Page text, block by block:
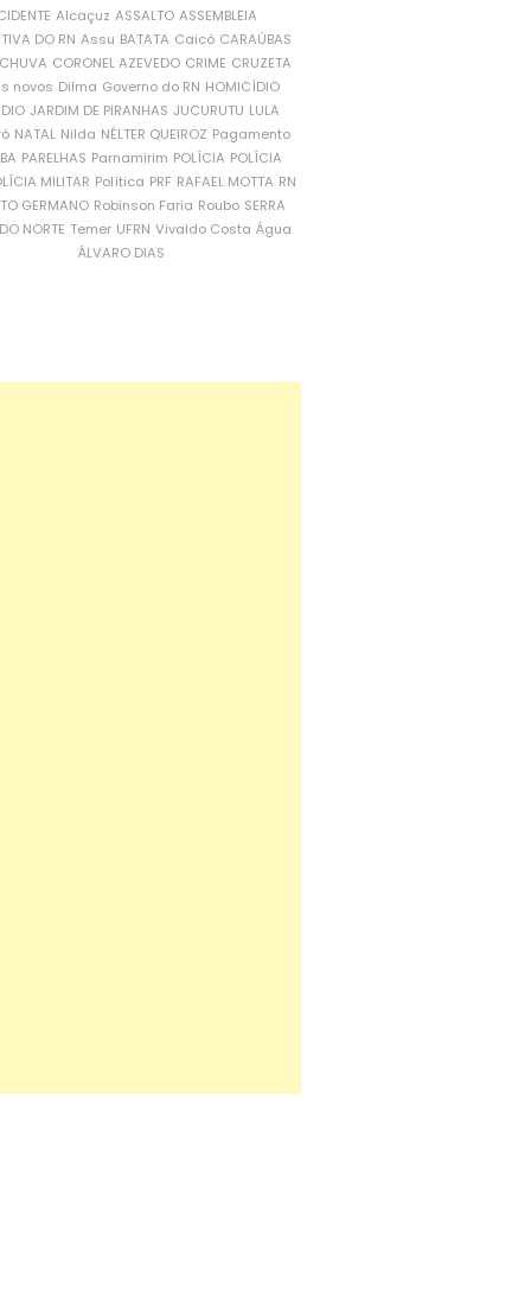
Alcaçuz ASSALTO ASSEMBLEIA
DO RN Assu BATATA Caicó CARAÚBAS
CORONEL AZEVEDO CRIME CRUZETA
novos Dilma Governo do RN HOMICÍDIO
JARDIM DE PIRANHAS JUCURUTU LULA
NATAL Nilda NÉLTER QUEIROZ Pagamento
PARELHAS Parnamirim POLÍCIA POLÍCIA
MILITAR Política PRF RAFAEL MOTTA RN
GERMANO Robinson Faria Roubo SERRA
NORTE Temer UFRN Vivaldo Costa Água
ÁLVARO DIAS